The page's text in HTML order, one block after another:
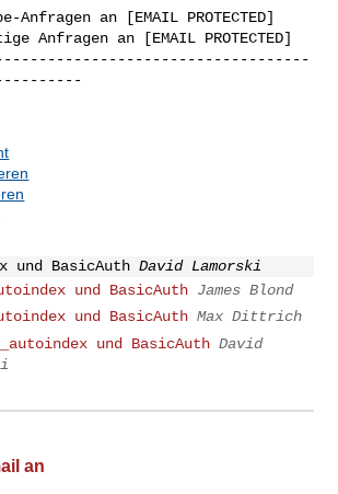
und BasicAuth David Lamorski
und BasicAuth James Blond
und BasicAuth Max Dittrich
und BasicAuth David
an